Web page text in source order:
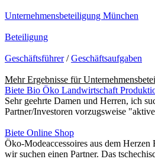
Unternehmensbeteiligung München
Beteiligung
Geschäftsführer/Geschäftsaufgaben
Mehr Ergebnisse für
Biete Bio Öko Landwirtschaft
Sehr geehrte Damen und Herren, ich
Partner/Investoren vorzugsweise
Biete Online Shop
Öko-Modeaccessoires aus dem
wir suchen einen Partner. Das